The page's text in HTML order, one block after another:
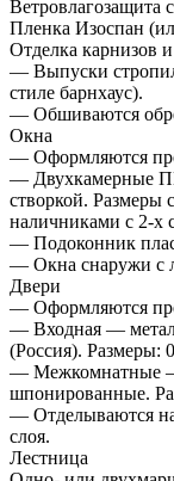
Ветровлагозащита
Пленка Изоспан
Отделка карнизов
— Выпуски
стиле барнхаус).
— Обшиваются
Окна
— Оформляются
— Двухкамерные
створкой. Размеры
наличниками с 2-х
— Подоконник
— Окна снаружи с
Двери
— Оформляются
— Входная —
(Россия). Размеры:
— Межкомнатные —
шпонированные.
— Отделываются
слоя.
Лестница